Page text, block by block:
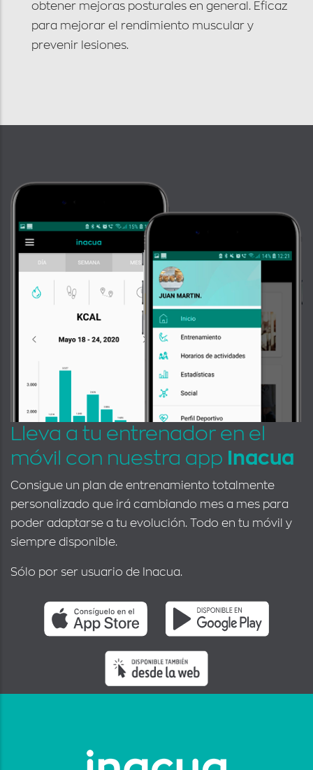
obtener mejoras posturales en general. Eficaz
para mejorar el rendimiento muscular y
prevenir lesiones.
Lleva a tu entrenador en el
móvil con nuestra app
Inacua
Consigue un plan de entrenamiento totalmente
personalizado que irá cambiando mes a mes para
poder adaptarse a tu evolución. Todo en tu móvil y
siempre disponible.
Sólo por ser usuario de Inacua.